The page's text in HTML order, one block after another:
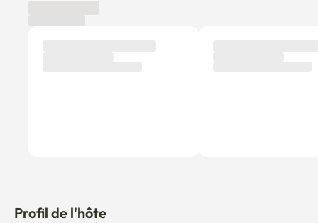
Profil de l'hôte